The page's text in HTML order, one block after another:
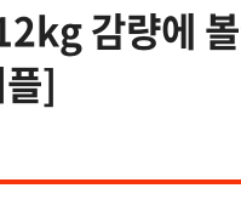
감량에
]